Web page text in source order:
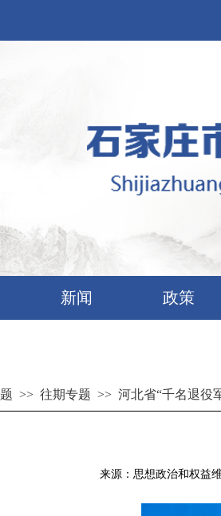
>> 往期专题 >> 河北省“千名退役
来源：思想政治和权益